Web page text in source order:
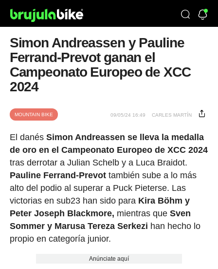
Simon Andreassen y Pauline
Ferrand-Prevot ganan el
Campeonato Europeo de XCC
2024
MOUNTAIN BIKE 09/05/24 16:49 CARLES MARTÍN
El danés Simon Andreassen se lleva la medalla
de oro en el Campeonato Europeo de XCC 2024
tras derrotar a Julian Schelb y a Luca Braidot.
Pauline Ferrand-Prevot también sube a lo más
alto del podio al superar a Puck Pieterse. Las
victorias en sub23 han sido para Kira Böhm y
Peter Joseph Blackmore, mientras que Sven
Sommer y Marusa Tereza Serkezi han hecho lo
propio en categoría junior.
Anúnciate aquí